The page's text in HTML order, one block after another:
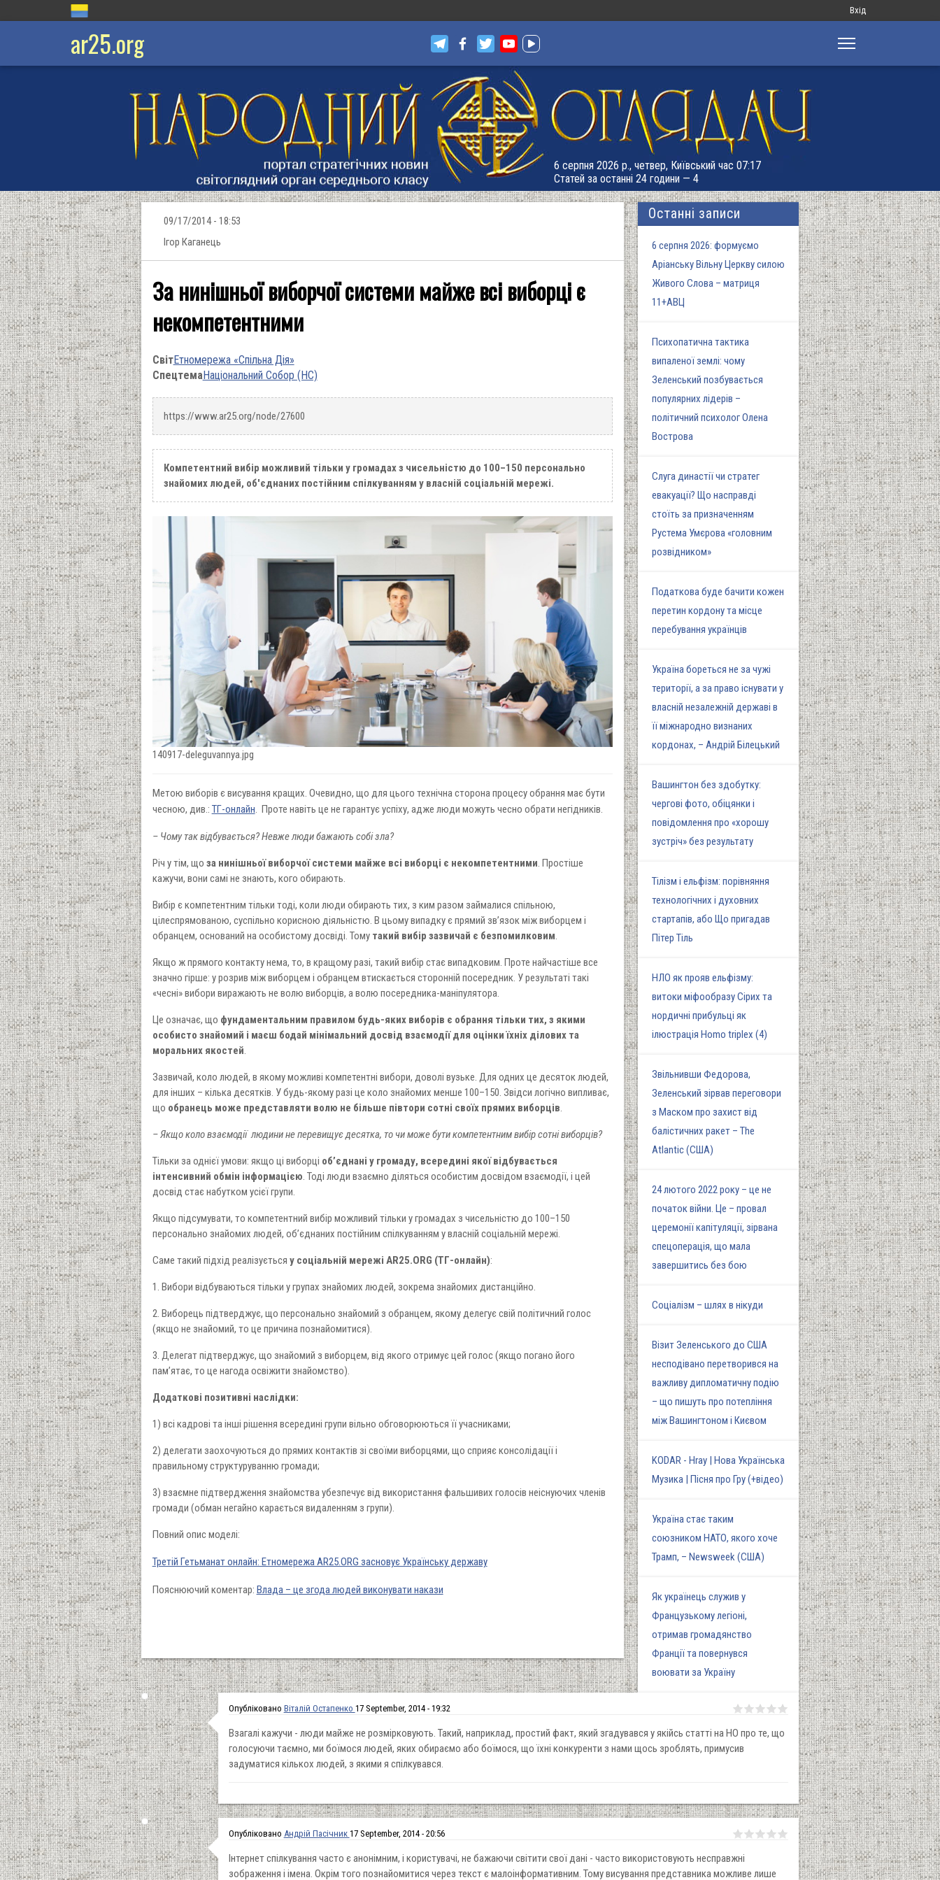
Меню
запису
Вхід
ar25.org
6 серпня 2026 р., четвер, Київський час 07:17
Статей за останні 24 години — 4
09/17/2014 - 18:53
Ігор Каганець
За нинішньої виборчої системи майже всі виборці є
некомпетентними
СвітЕтномережа «Спільна Дія»
СпецтемаНаціональний Собор (НС)
https://www.ar25.org/node/27600
Компетентний вибір можливий тільки у громадах з чисельністю до 100–150 персонально
знайомих людей, об'єднаних постійним спілкуванням у власній соціальній мережі.
140917-deleguvannya.jpg
Метою виборів є висування кращих. Очевидно, що для цього технічна сторона процесу обрання має бути
чесною, див.: ТГ-онлайн. Проте навіть це не гарантує успіху, адже люди можуть чесно обрати негідників.
– Чому так відбувається? Невже люди бажають собі зла?
Річ у тім, що за нинішньої виборчої системи майже всі виборці є некомпетентними. Простіше
кажучи, вони самі не знають, кого обирають.
Вибір є компетентним тільки тоді, коли люди обирають тих, з ким разом займалися спільною,
цілеспрямованою, суспільно корисною діяльністю. В цьому випадку є прямий зв’язок між виборцем і
обранцем, оснований на особистому досвіді. Тому такий вибір зазвичай є безпомилковим.
Якщо ж прямого контакту нема, то, в кращому разі, такий вибір стає випадковим. Проте найчастіше все
значно гірше: у розрив між виборцем і обранцем втискається сторонній посередник. У результаті такі
«чесні» вибори виражають не волю виборців, а волю посередника-маніпулятора.
Це означає, що фундаментальним правилом будь-яких виборів є обрання тільки тих, з якими
особисто знайомий і маєш бодай мінімальний досвід взаємодії для оцінки їхніх ділових та
моральних якостей.
Зазвичай, коло людей, в якому можливі компетентні вибори, доволі вузьке. Для одних це десяток людей,
для інших – кілька десятків. У будь-якому разі це коло знайомих менше 100–150. Звідси логічно випливає,
що обранець може представляти волю не більше півтори сотні своїх прямих виборців.
– Якщо коло взаємодії людини не перевищує десятка, то чи може бути компетентним вибір сотні виборців?
Тільки за однієї умови: якщо ці виборці об’єднані у громаду, всередині якої відбувається
інтенсивний обмін інформацією. Тоді люди взаємно діляться особистим досвідом взаємодії, і цей
досвід стає набутком усієї групи.
Якщо підсумувати, то компетентний вибір можливий тільки у громадах з чисельністю до 100–150
персонально знайомих людей, об’єднаних постійним спілкуванням у власній соціальній мережі.
Саме такий підхід реалізується у соціальній мережі AR25.ORG (ТГ-онлайн):
1. Вибори відбуваються тільки у групах знайомих людей, зокрема знайомих дистанційно.
2. Виборець підтверджує, що персонально знайомий з обранцем, якому делегує свій політичний голос
(якщо не знайомий, то це причина познайомитися).
3. Делегат підтверджує, що знайомий з виборцем, від якого отримує цей голос (якщо погано його
пам’ятає, то це нагода освіжити знайомство).
Додаткові позитивні наслідки:
1) всі кадрові та інші рішення всередині групи вільно обговорюються її учасниками;
2) делегати заохочуються до прямих контактів зі своїми виборцями, що сприяє консолідації і
правильному структуруванню громади;
3) взаємне підтвердження знайомства убезпечує від використання фальшивих голосів неіснуючих членів
громади (обман негайно карається видаленням з групи).
Повний опис моделі:
Третій Гетьманат онлайн: Етномережа AR25.ORG засновує Українську державу
Пояснюючий коментар: Влада – це згода людей виконувати накази
Останні записи
6 серпня 2026: формуємо
Аріанську Вільну Церкву силою
Живого Слова – матриця
11+АВЦ
Психопатична тактика
випаленої землі: чому
Зеленський позбувається
популярних лідерів –
політичний психолог Олена
Вострова
Слуга династії чи стратег
евакуації? Що насправді
стоїть за призначенням
Рустема Умєрова «головним
розвідником»
Податкова буде бачити кожен
перетин кордону та місце
перебування українців
Україна бореться не за чужі
території, а за право існувати у
власній незалежній державі в
її міжнародно визнаних
кордонах, – Андрій Білецький
Вашингтон без здобутку:
чергові фото, обіцянки і
повідомлення про «хорошу
зустріч» без результату
Тілізм і ельфізм: порівняння
технологічних і духовних
стартапів, або Що пригадав
Пітер Тіль
НЛО як прояв ельфізму:
витоки міфообразу Сірих та
нордичні прибульці як
ілюстрація Homo triplex (4)
Звільнивши Федорова,
Зеленський зірвав переговори
з Маском про захист від
балістичних ракет – The
Atlantic (США)
24 лютого 2022 року – це не
початок війни. Це – провал
церемонії капітуляції, зірвана
спецоперація, що мала
завершитись без бою
Соціалізм – шлях в нікуди
Візит Зеленського до США
несподівано перетворився на
важливу дипломатичну подію
– що пишуть про потепління
між Вашингтоном і Києвом
KODAR - Hray | Нова Українська
Музика | Пісня про Гру (+відео)
Україна стає таким
союзником НАТО, якого хоче
Трамп, – Newsweek (США)
Як українець служив у
Французькому легіоні,
отримав громадянство
Франції та повернувся
воювати за Україну
Опубліковано Віталій Остапенко 17 September, 2014 - 19:32
Взагалі кажучи - люди майже не розмірковують. Такий, наприклад, простий факт, який згадувався у якійсь статті на НО про те, що
голосуючи таємно, ми боїмося людей, яких обираємо або боїмося, що їхні конкуренти з нами щось зроблять, примусив
задуматися кількох людей, з якими я спілкувався.
Опубліковано Андрій Пасічник 17 September, 2014 - 20:56
Інтернет спілкування часто є анонімним, і користувачі, не бажаючи світити свої дані - часто використовують несправжні
зображення і імена. Окрім того познайомитися через текст є малоінформативним. Тому висування представника можливе лише